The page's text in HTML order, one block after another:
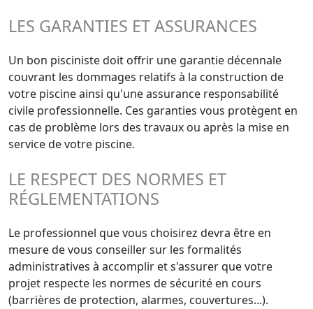
LES GARANTIES ET ASSURANCES
Un bon pisciniste doit offrir une garantie décennale
couvrant les dommages relatifs à la construction de
votre piscine ainsi qu'une assurance responsabilité
civile professionnelle. Ces garanties vous protègent en
cas de problème lors des travaux ou après la mise en
service de votre piscine.
LE RESPECT DES NORMES ET
RÉGLEMENTATIONS
Le professionnel que vous choisirez devra être en
mesure de vous conseiller sur les formalités
administratives à accomplir et s'assurer que votre
projet respecte les normes de sécurité en cours
(barrières de protection, alarmes, couvertures...).